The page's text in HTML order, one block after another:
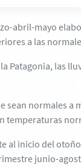
abril-mayo
a las
Patagonia, las
sean normales
temperaturas
al inicio del
junio-